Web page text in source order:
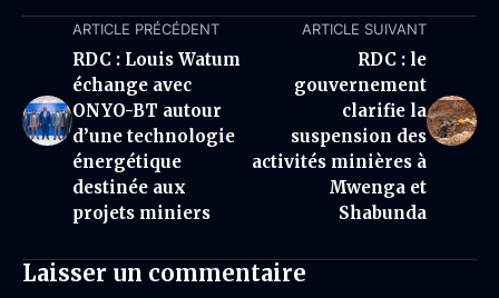
ARTICLE PRÉCÉDENT
RDC : Louis Watum
échange avec
ONYO-BT autour
d’une technologie
énergétique
destinée aux
projets miniers
ARTICLE SUIVANT
RDC : le
gouvernement
clarifie la
suspension des
activités minières à
Mwenga et
Shabunda
Laisser un commentaire